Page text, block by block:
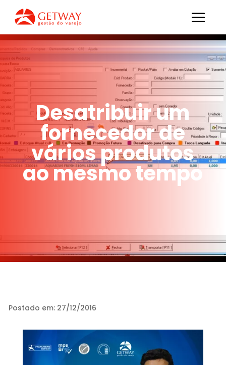
Desatribuir um
fornecedor de
vários produtos
ao mesmo tempo
Postado em: 27/12/2016